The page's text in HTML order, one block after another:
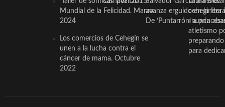
Mundial de la Felicidad. Marzo
2024
Los comercios de Cehegín se
unen a la lucha contra el
cáncer de mama. Octubre
2022
avanza erguido en la
De ‘Puntarrón’ a
ceheginera
«nunca
atletismo
para